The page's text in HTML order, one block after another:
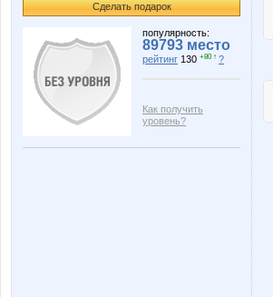
Сделать подарок
популярность:
89793 место
рейтинг 130 +80 ↑ ?
Как получить
уровень?